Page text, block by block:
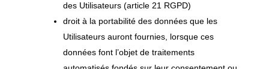
des Utilisateurs (article 21 RGPD)
droit à la portabilité des données que les
Utilisateurs auront fournies, lorsque ces
données font l’objet de traitements